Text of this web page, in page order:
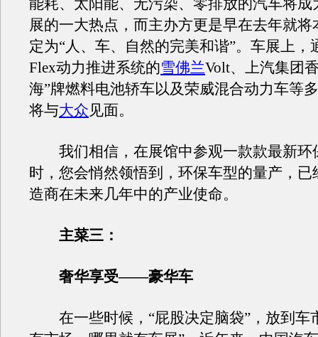
能耗、太阳能、无污染、零排放的汽车将成
展的一大热点，而主办方更是早在去年就将
定为“人、车、自然的完美和谐”。车展上，
Flex动力推进系统的雪佛兰Volt、上汽集团
海”牌燃料电池轿车以及荣威混合动力车等
将与大众 见面。
我们相信，在展馆中参观一款款最新环
时，您会悄然领悟到，环保车型的量产，已
造商在未来几年中的产业使命。
主菜三：
奢华享受——豪华车
在一些时候，“屁股决定脑袋”，放到车